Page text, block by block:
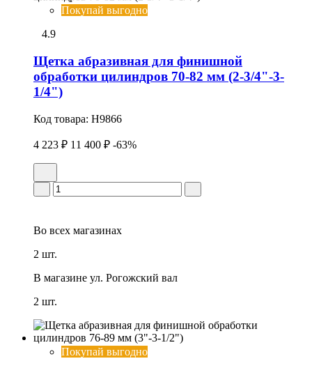
Покупай выгодно
4.9
Щетка абразивная для финишной
обработки цилиндров 70-82 мм (2-3/4"-3-
1/4")
Код товара: H9866
4 223 ₽ 11 400 ₽ -63%
Во всех магазинах
2 шт.
В магазине ул. Рогожский вал
2 шт.
Покупай выгодно